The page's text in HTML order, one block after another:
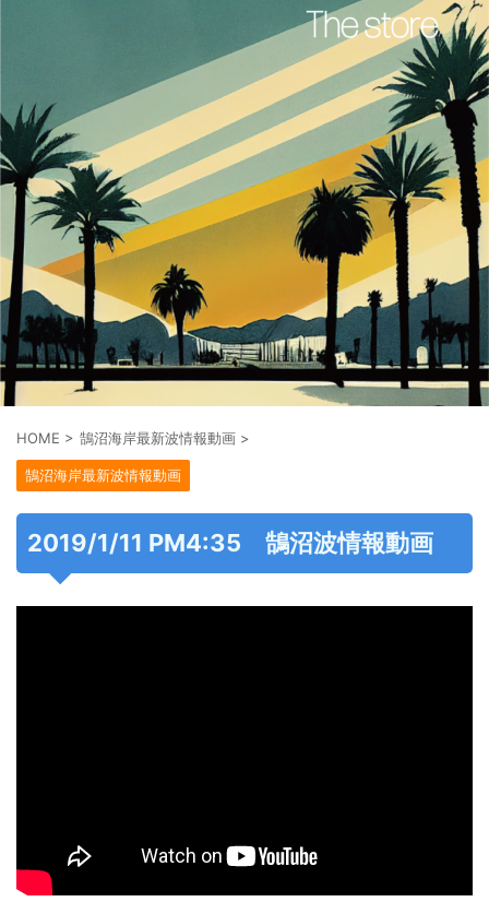
HOME > 鵠沼海岸最新波情報動画 >
鵠沼海岸最新波情報動画
2019/1/11 PM4:35 鵠沼波情報動画